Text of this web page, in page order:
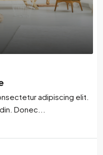
adipiscing elit.
Donec...